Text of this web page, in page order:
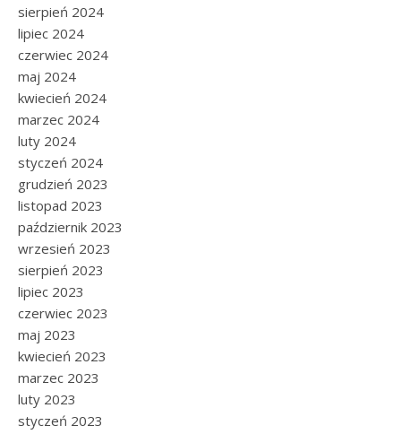
sierpień 2024
lipiec 2024
czerwiec 2024
maj 2024
kwiecień 2024
marzec 2024
luty 2024
styczeń 2024
grudzień 2023
listopad 2023
październik 2023
wrzesień 2023
sierpień 2023
lipiec 2023
czerwiec 2023
maj 2023
kwiecień 2023
marzec 2023
luty 2023
styczeń 2023